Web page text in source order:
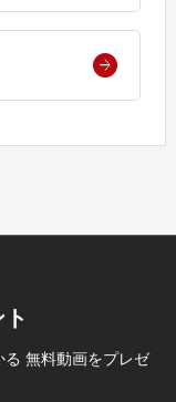
る 無料動画をプレゼ